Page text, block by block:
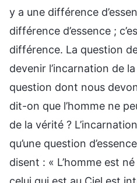
y a une différence
différence d’essence ;
différence. La question
devenir l’incarnation de
question dont nous
dit-on que l’homme ne
de la vérité ?
qu’une question
disent : « L’homme est